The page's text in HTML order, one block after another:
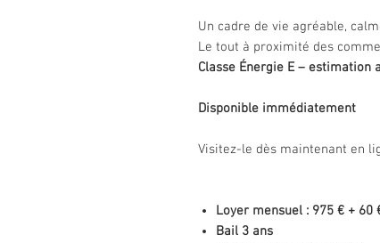
Un cadre de vie agréable,
Le tout à proximité des
Classe Énergie E – estimation
Disponible immédiatement
Visitez-le dès maintenant en
Loyer mensuel : 975 € +
Bail 3 ans